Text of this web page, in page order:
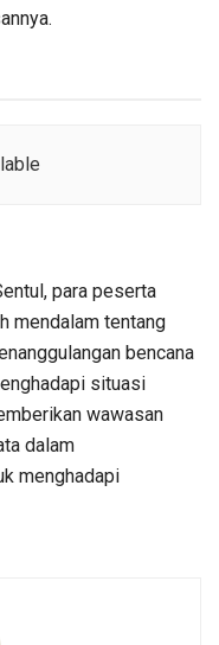
para peserta
mendalam tentang
bencana
situasi
wawasan
dalam
menghadapi